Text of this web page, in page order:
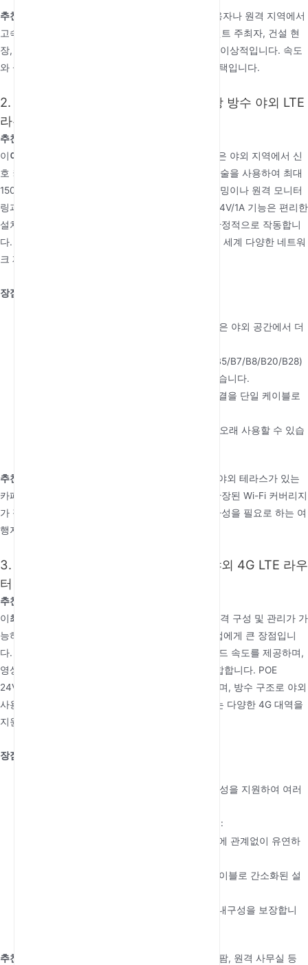
추천 대상:
는 기술에 익숙한 사용자나 원격 지역에서
고속 인터넷이 필요한 기업에 적합합니다. 야외 이벤트 주최자, 건설 현
장, 또는 여러 사용자가 있는 농촌 가정과 같은 곳에 이상적입니다. 속도
와 설치 용이성을 우선시하는 사용자에게 완벽한 선택입니다.
2. Cat 4 POE 24V/1A Wi-Fi 확장기 내장 방수 야외 LTE
라우터
추천 이유: 향상된 커버리지를 위한 Wi-Fi 확장기
이야외 4G 라우터
내장 Wi-Fi 확장기 기능으로 더 넓은 야외 지역에서 신
호 커버리지를 확장하는 데 도움이 됩니다. Cat 4 기술을 사용하여 최대
150Mbps의 다운로드 속도를 제공하며, 이는 스트리밍이나 원격 모니터
링과 같은 대부분의 야외 용도에 충분합니다. POE 24V/1A 기능은 편리한
설치를 보장하며, 방수 설계로 혹독한 조건에서도 안정적으로 작동합니
다. 또한 이 라우터는 다양한 4G 대역을 지원하여 전 세계 다양한 네트워
크 제공업체와의 호환성을 보장합니다.
장점:
내장 Wi-Fi 확장기가 더 넓은 야외 공간에서 더
다양한 4G 대역(FDD: B1/B3/B5/B7/B8/B20/B28)
을 지원하여 국제적으로 폭넓게 사용할 수 있습니다.
POE 24V/1A는 전원과 연결을 단일 케이블로
방수 설계로 야외 환경에서 오래 사용할 수 있습
추천 대상:
는 농부, RV 캠퍼, 또는 야외 테라스가 있는
카페와 같은 소규모 야외 업종처럼 야외 공간에서 확장된 Wi-Fi 커버리지
가 필요한 사용자에게 완벽합니다. 또한 글로벌 호환성을 필요로 하는 여
행자에게도 훌륭한 선택입니다.
3. POE 24V/0.5A TR069 Cat 4 방수 야외 4G LTE 라우
터
추천 이유: TR069로 간편한 원격 관리
이최고의 4G 라우터
TR069 프로토콜을 지원하여 원격 구성 및 관리가 가
능하며, 이는 여러 장치를 관리하는 IT 관리자나 기업에게 큰 장점입니
다. Cat 4 기술을 사용하여 최대 150Mbps의 다운로드 속도를 제공하며,
영상 감시나 원격 작업과 같은 표준 야외 작업에 적합합니다. POE
24V/0.5A를 지원하여 효율적인 전원 공급을 보장하며, 방수 구조로 야외
사용에 신뢰할 수 있는 선택입니다. 또한 이 라우터는 다양한 4G 대역을
지원하여 광범위한 네트워크 호환성을 제공합니다.
장점:
TR069 프로토콜은 간편한 원격 구성을 지원하여 여러
다양한 4G 대역(FDD:
B1/B3/B5/B7/B8/B20/B28)과 호환되어 지역에 관계없이 유연하
POE 24V/0.5A는 단일 케이블로 간소화된 설
방수 구조로 야외 조건에서도 내구성을 보장합니
추천 대상:
는 보안 시스템, 스마트 팜, 원격 사무실 등